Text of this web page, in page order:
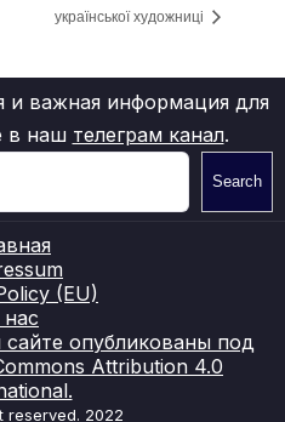
української художниці
и важная информация для
в наш телеграм канал.
Search
(EU)
опубликованы под
Attribution 4.0
reserved. 2022